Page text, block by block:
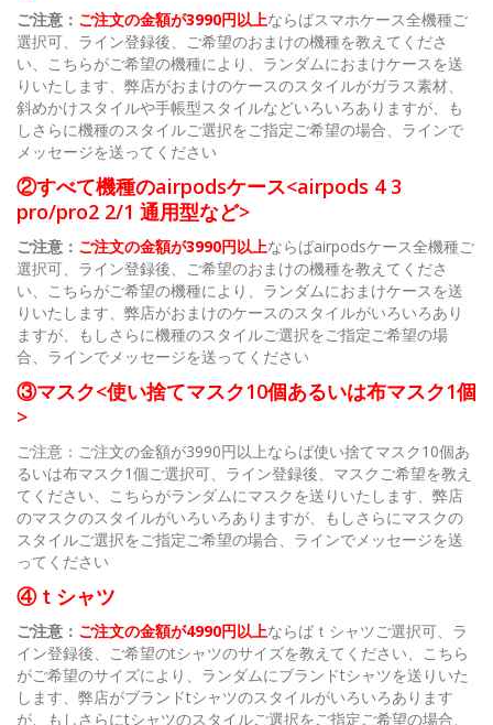
ご注意： ご注文の金額が3990円以上ならばスマホケース全機種ご
選択可、ライン登録後、ご希望のおまけの機種を教えてくださ
い、こちらがご希望の機種により、ランダムにおまけケースを送
りいたします、弊店がおまけのケースのスタイルがガラス素材、
斜めかけスタイルや手帳型スタイルなどいろいろありますが、も
しさらに機種のスタイルご選択をご指定ご希望の場合、ラインで
メッセージを送ってください
②すべて機種のairpodsケース<airpods 4 3
pro/pro2 2/1 通用型など>
ご注意： ご注文の金額が3990円以上ならばairpodsケース全機種ご
選択可、ライン登録後、ご希望のおまけの機種を教えてくださ
い、こちらがご希望の機種により、ランダムにおまけケースを送
りいたします、弊店がおまけのケースのスタイルがいろいろあり
ますが、もしさらに機種のスタイルご選択をご指定ご希望の場
合、ラインでメッセージを送ってください
③マスク<使い捨てマスク10個あるいは布マスク1個
>
ご注意：ご注文の金額が3990円以上ならば使い捨てマスク10個あ
るいは布マスク1個ご選択可、ライン登録後、マスクご希望を教え
てください、こちらがランダムにマスクを送りいたします、弊店
のマスクのスタイルがいろいろありますが、もしさらにマスクの
スタイルご選択をご指定ご希望の場合、ラインでメッセージを送
ってください
④ｔシャツ
ご注意： ご注文の金額が4990円以上ならばｔシャツご選択可、ラ
イン登録後、ご希望のtシャツのサイズを教えてください、こちら
がご希望のサイズにより、ランダムにブランドtシャツを送りいた
します、弊店がブランドtシャツのスタイルがいろいろあります
が、もしさらにtシャツのスタイルご選択をご指定ご希望の場合、